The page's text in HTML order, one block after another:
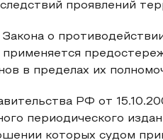
проявлений
Закона о
в пределах их
РФ от
периодического
которых судом